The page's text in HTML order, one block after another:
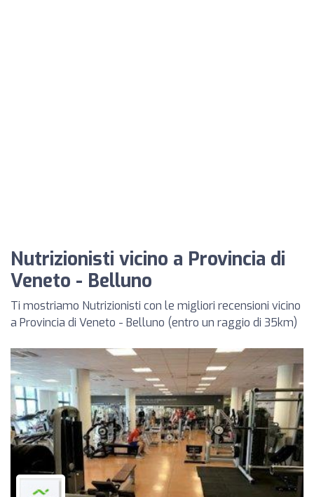
Nutrizionisti vicino a Provincia di
Veneto - Belluno
Ti mostriamo Nutrizionisti con le migliori recensioni vicino
a Provincia di Veneto - Belluno (entro un raggio di 35km)